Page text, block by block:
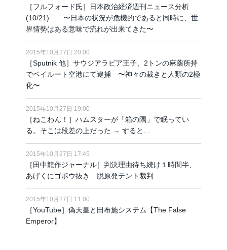
［フルフォード氏］日本政治経済週刊ニュース分析
(10/21) 〜日本の状況が危機的であると同時に、世
界情勢はある意味で流れが出来てきた〜
2015年10月27日 20:00
［Sputnik 他］サウジアラビア王子、2トンの麻薬所持
でベイルート空港にて逮捕 〜神々の裁きと人類の2極
化〜
2015年10月27日 19:00
［ねこわん！］ハムスターが「箱の隅」で眠ってい
る。そこは段差の上だった → すると…
2015年10月27日 17:45
［田中龍作ジャーナル］判決理由待ち続け１時間半、
あげくにゴボウ抜き 脱原発テント裁判
2015年10月27日 11:00
［YouTube］偽天皇と田布施システム【The False
Emperor】